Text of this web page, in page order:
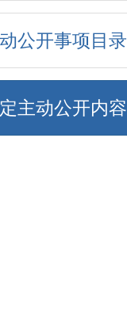
公开事项目录
主动公开内容